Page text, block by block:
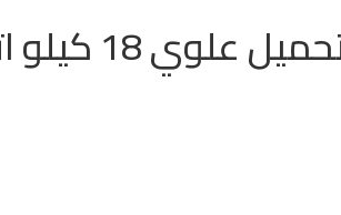
غساله ارو